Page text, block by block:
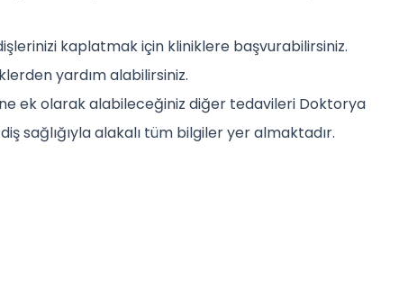
kaplatmak için kliniklere başvurabilirsiniz.
yardım alabilirsiniz.
ek olarak alabileceğiniz diğer tedavileri Doktorya
sağlığıyla alakalı tüm bilgiler yer almaktadır.